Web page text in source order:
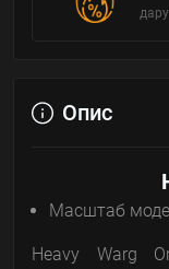
Опис
Масштаб
Heavy Warg